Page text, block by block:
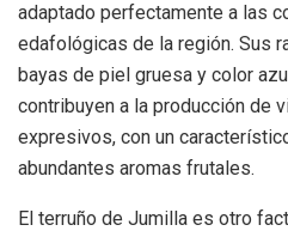
adaptado perfectamente a las
edafológicas de la región. Sus
bayas de piel gruesa y color
contribuyen a la producción de
expresivos, con un
abundantes aromas frutales.
El terruño de Jumilla es otro